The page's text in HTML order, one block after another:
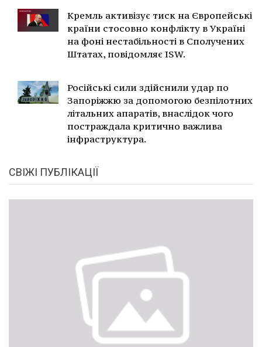
Кремль активізує тиск на Європейські
країни стосовно конфлікту в Україні
на фоні нестабільності в Сполучених
Штатах, повідомляє ISW.
Російські сили здійснили удар по
Запоріжжю за допомогою безпілотних
літальних апаратів, внаслідок чого
постраждала критично важлива
інфраструктура.
СВІЖІ ПУБЛІКАЦІЇ